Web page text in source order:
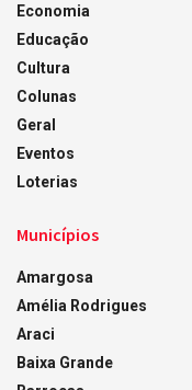
Economia
Educação
Cultura
Colunas
Geral
Eventos
Loterias
Municípios
Amargosa
Amélia Rodrigues
Araci
Baixa Grande